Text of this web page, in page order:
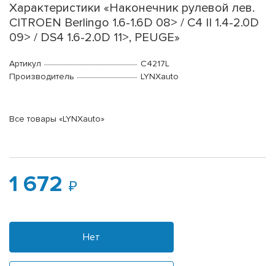
Характеристики «Наконечник рулевой лев.
CITROEN Berlingo 1.6-1.6D 08> / C4 II 1.4-2.0D
09> / DS4 1.6-2.0D 11>, PEUGE»
Артикул
C4217L
Производитель
LYNXauto
Все товары «LYNXauto»
1 672
Нет